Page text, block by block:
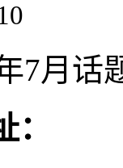
7月话